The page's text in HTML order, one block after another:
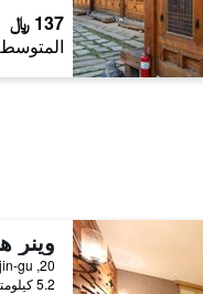
137 ﷼
المتوسط
وينر
20, Ajung 4-Gil, Deokjin-gu, جيونجو, كوريا الجنوبية
5.2 كيلومتر عن وسط المدينة